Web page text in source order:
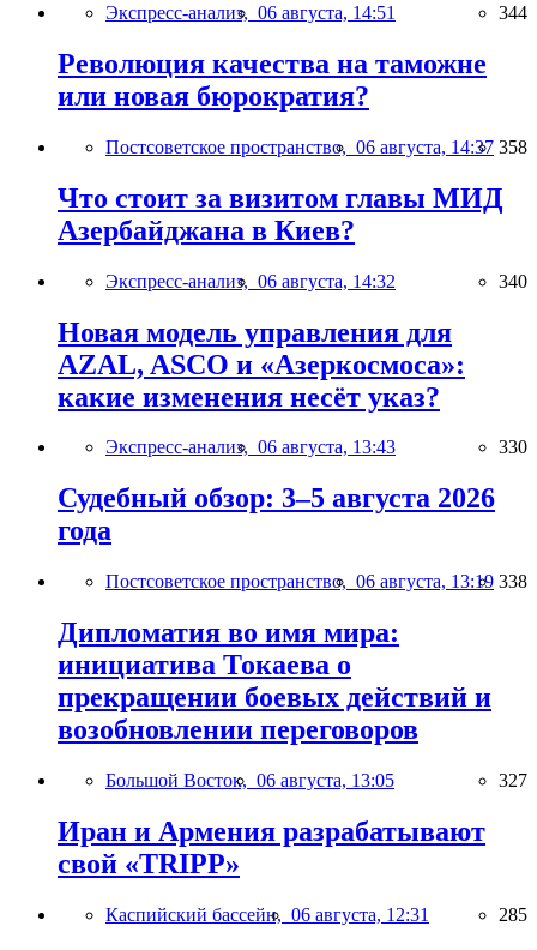
Экспресс-анализ, 06 августа, 14:51 344
Революция качества на таможне
или новая бюрократия?
Постсоветское пространство, 06 августа, 14:37 358
Что стоит за визитом главы МИД
Азербайджана в Киев?
Экспресс-анализ, 06 августа, 14:32 340
Новая модель управления для
AZAL, ASCO и «Азеркосмоса»:
какие изменения несёт указ?
Экспресс-анализ, 06 августа, 13:43 330
Судебный обзор: 3–5 августа 2026
года
Постсоветское пространство, 06 августа, 13:19 338
Дипломатия во имя мира:
инициатива Токаева о
прекращении боевых действий и
возобновлении переговоров
Большой Восток, 06 августа, 13:05 327
Иран и Армения разрабатывают
свой «TRIPP»
Каспийский бассейн, 06 августа, 12:31 285